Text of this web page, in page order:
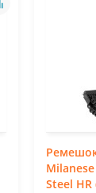
Steel